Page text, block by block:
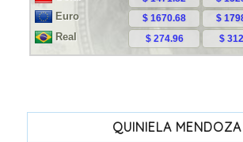
QUINIELA MENDOZA